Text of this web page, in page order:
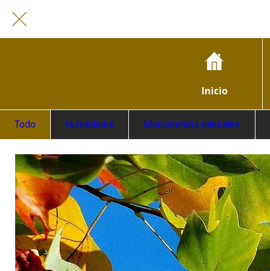
Inicio
Todo Humedales Monumentos naturales